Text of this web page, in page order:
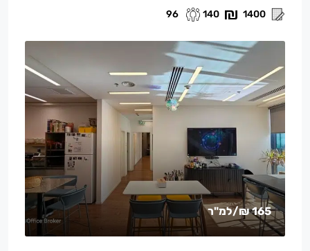
1400
140
96
165 ₪ /למ"ר